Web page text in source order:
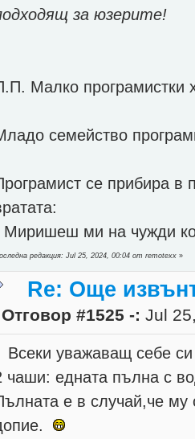
за юзерите!
Малко програмистки
семейство
се прибира в
Миришеш ми на чужди
редакция: Jul 25, 2024, 00:04 от remotexx »
Re: Още
Отговор #1525 -: Jul
Всеки уважаващ себе
чаши: едната пълна с
е в случай,че